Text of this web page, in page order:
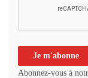
Abonnez-vous à